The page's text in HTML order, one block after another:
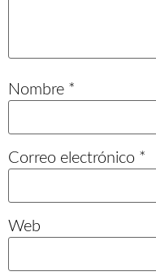
Nombre *
Correo electrónico *
Web